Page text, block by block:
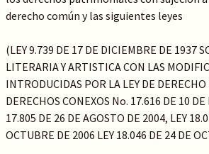
derecho común y las siguientes leyes
(LEY 9.739 DE 17 DE DICIEMBRE DE 1937
LITERARIA Y ARTISTICA CON LAS
INTRODUCIDAS POR LA LEY DE DERECHO
DERECHOS CONEXOS No. 17.616 DE 10
17.805 DE 26 DE AGOSTO DE 2004, LEY
OCTUBRE DE 2006 LEY 18.046 DE 24 DE